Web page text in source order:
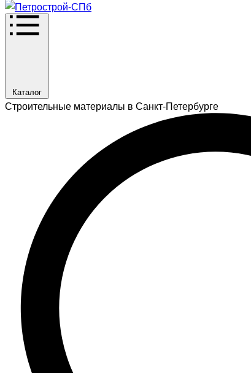
Каталог
Строительные материалы в Санкт-Петербурге